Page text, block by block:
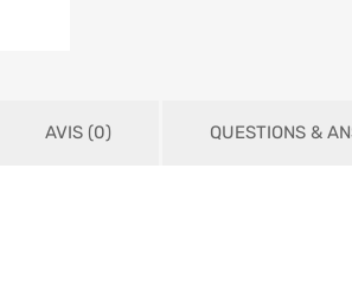
AVIS (0) QUESTIONS &